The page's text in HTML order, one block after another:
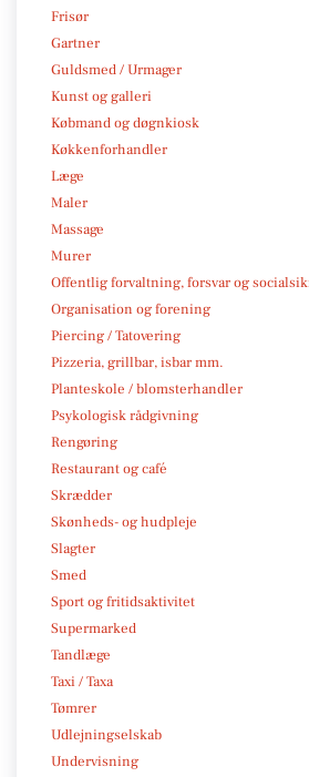
Frisør
Gartner
Guldsmed / Urmager
Kunst og galleri
Købmand og døgnkiosk
Køkkenforhandler
Læge
Maler
Massage
Murer
Offentlig forvaltning, forsvar og
Organisation og forening
Piercing / Tatovering
Pizzeria, grillbar, isbar mm.
Planteskole / blomsterhandler
Psykologisk rådgivning
Rengøring
Restaurant og café
Skrædder
Skønheds- og hudpleje
Slagter
Smed
Sport og fritidsaktivitet
Supermarked
Tandlæge
Taxi / Taxa
Tømrer
Udlejningselskab
Undervisning